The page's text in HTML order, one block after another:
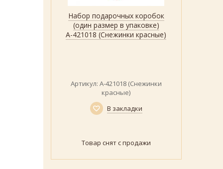
Быстрый просмотр
Показать
Набор подарочных коробок
(один размер в упаковке)
А-421018 (Снежинки красные)
Артикул: А-421018 (Снежинки
красные)
В закладки
Товар снят с продажи